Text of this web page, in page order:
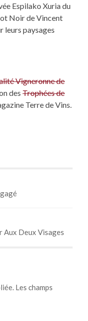
Espilako Xuria du
Noir de Vincent
leurs paysages
Vigneronne de
desTrophées de
Terre de Vins.
Aux Deux Visages
Les champs